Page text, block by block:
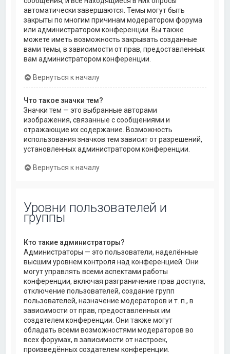
автоматически завершаются. Темы могут быть
закрыты по многим причинам модератором форума
или администратором конференции. Вы также
можете иметь возможность закрывать созданные
вами темы, в зависимости от прав, предоставленных
вам администратором конференции.
Вернуться к началу
Что такое значки тем?
Значки тем — это выбранные авторами
изображения, связанные с сообщениями и
отражающие их содержание. Возможность
использования значков тем зависит от разрешений,
установленных администратором конференции.
Вернуться к началу
Уровни пользователей и
группы
Кто такие администраторы?
Администраторы — это пользователи, наделённые
высшим уровнем контроля над конференцией. Они
могут управлять всеми аспектами работы
конференции, включая разграничение прав доступа,
отключение пользователей, создание групп
пользователей, назначение модераторов и т. п., в
зависимости от прав, предоставленных им
создателем конференции. Они также могут
обладать всеми возможностями модераторов во
всех форумах, в зависимости от настроек,
произведённых создателем конференции.